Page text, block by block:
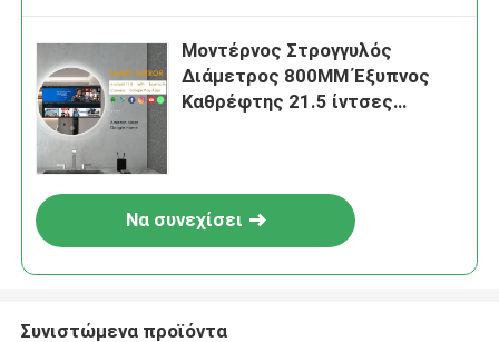
Μοντέρνος Στρογγυλός
Διάμετρος 800MM Έξυπνος
Καθρέφτης 21.5 ίντσες
Να συνεχίσει
Συνιστώμενα προϊόντα